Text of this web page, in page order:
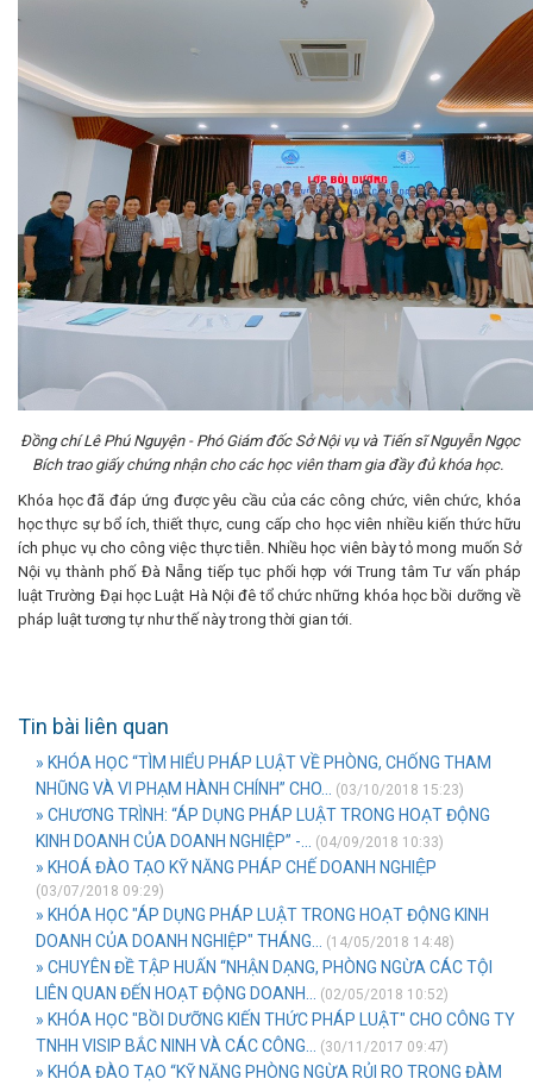
Đồng chí LêPhú Nguyện- Phó Giám đốc Sở Nội vụ và Tiến sĩ Nguyễn Ngọc
Bích trao giấy chứng nhận cho các học viên tham gia đầy đủ khóa học.
Khóa học đã đáp ứng được yêu cầu của các công chức, viên chức, khóa
học thực sự bổ ích, thiết thực, cung cấp cho học viên nhiều kiến thức hữu
ích phục vụ cho công việc thực tiễn. Nhiều học viên bày tỏ mong muốn Sở
Nội vụ thành phố Đà Nẵng tiếp tục phối hợp với Trung tâm Tư vấn pháp
luật Trường Đại học Luật Hà Nội đê tổ chức những khóa học bồi dưỡng về
pháp luật tương tự như thế này trong thời gian tới.
Tin bài liên quan
» KHÓA HỌC “TÌM HIỂU PHÁP LUẬT VỀ PHÒNG, CHỐNG THAM
NHŨNG VÀ VI PHẠM HÀNH CHÍNH” CHO...
(03/10/2018 15:23)
» CHƯƠNG TRÌNH: “ÁP DỤNG PHÁP LUẬT TRONG HOẠT ĐỘNG
KINH DOANH CỦA DOANH NGHIỆP” -...
(04/09/2018 10:33)
» KHOÁ ĐÀO TẠO KỸ NĂNG PHÁP CHẾ DOANH NGHIỆP
(03/07/2018 09:29)
» KHÓA HỌC "ÁP DỤNG PHÁP LUẬT TRONG HOẠT ĐỘNG KINH
DOANH CỦA DOANH NGHIỆP" THÁNG...
(14/05/2018 14:48)
» CHUYÊN ĐỀ TẬP HUẤN “NHẬN DẠNG, PHÒNG NGỪA CÁC TỘI
LIÊN QUAN ĐẾN HOẠT ĐỘNG DOANH...
(02/05/2018 10:52)
» KHÓA HỌC "BỒI DƯỠNG KIẾN THỨC PHÁP LUẬT" CHO CÔNG TY
TNHH VISIP BẮC NINH VÀ CÁC CÔNG...
(30/11/2017 09:47)
» KHÓA ĐÀO TẠO “KỸ NĂNG PHÒNG NGỪA RỦI RO TRONG ĐÀM